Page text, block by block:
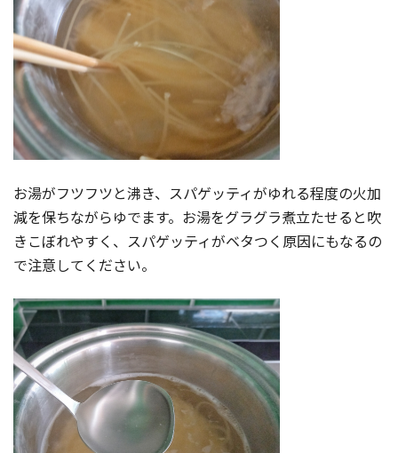
お湯がフツフツと沸き、スパゲッティがゆれる程度の火加
減を保ちながらゆでます。お湯をグラグラ煮立たせると吹
きこぼれやすく、スパゲッティがベタつく原因にもなるの
で注意してください。